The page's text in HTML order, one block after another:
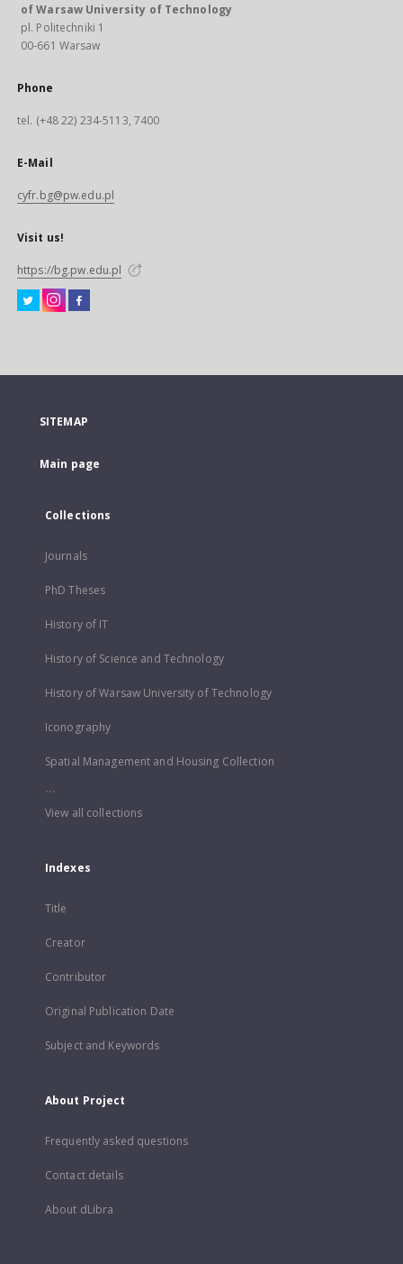
of Warsaw University of Technology
pl. Politechniki 1
00-661 Warsaw
Phone
tel. (+48 22) 234-5113, 7400
E-Mail
cyfr.bg@pw.edu.pl
Visit us!
https://bg.pw.edu.pl
SITEMAP
Main page
Collections
Journals
PhD Theses
History of IT
History of Science and Technology
History of Warsaw University of Technology
Iconography
Spatial Management and Housing Collection
...
View all collections
Indexes
Title
Creator
Contributor
Original Publication Date
Subject and Keywords
About Project
Frequently asked questions
Contact details
About dLibra